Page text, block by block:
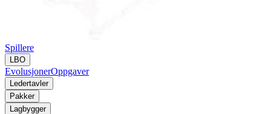
Spillere
LBO
EvolusjonerOppgaver
Ledertavler
Pakker
Lagbygger